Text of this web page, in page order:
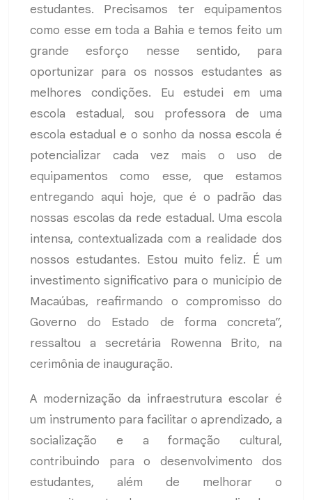
estudantes. Precisamos ter equipamentos
como esse em toda a Bahia e temos feito um
grande esforço nesse sentido, para
oportunizar para os nossos estudantes as
melhores condições. Eu estudei em uma
escola estadual, sou professora de uma
escola estadual e o sonho da nossa escola é
potencializar cada vez mais o uso de
equipamentos como esse, que estamos
entregando aqui hoje, que é o padrão das
nossas escolas da rede estadual. Uma escola
intensa, contextualizada com a realidade dos
nossos estudantes. Estou muito feliz. É um
investimento significativo para o município de
Macaúbas, reafirmando o compromisso do
Governo do Estado de forma concreta”,
ressaltou a secretária Rowenna Brito, na
cerimônia de inauguração.
A modernização da infraestrutura escolar é
um instrumento para facilitar o aprendizado, a
socialização e a formação cultural,
contribuindo para o desenvolvimento dos
estudantes, além de melhorar o